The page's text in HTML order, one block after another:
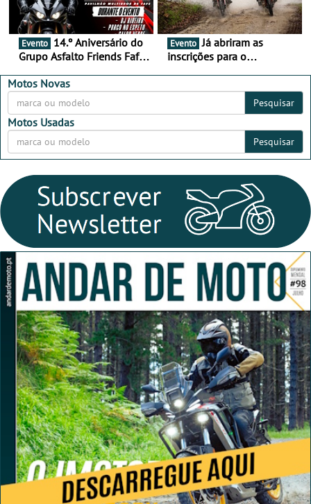
Evento
Grupo Asfalto Friends Fafe,
2026
Evento Já abriram as
inscrições para o
Motos Novas
Pesquisar
Motos Usadas
Pesquisar